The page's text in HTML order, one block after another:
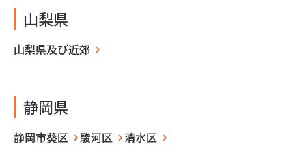
山梨県
山梨県及び近郊
静岡県
静岡市葵区 駿河区 清水区